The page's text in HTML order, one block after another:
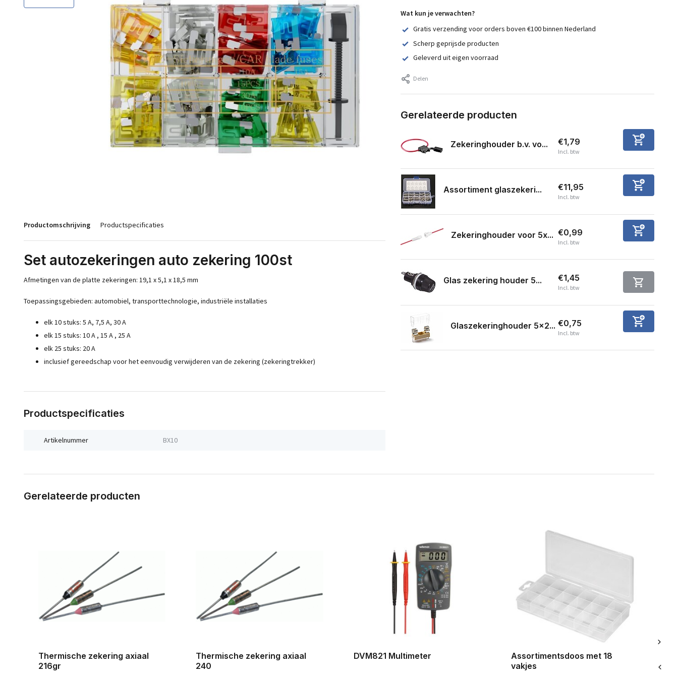
Productomschrijving Productspecificaties
Set autozekeringen auto zekering 100st
Afmetingen van de platte zekeringen: 19,1 x 5,1 x 18,5 mm
Toepassingsgebieden: automobiel, transporttechnologie, industriële installaties
elk 10 stuks: 5 A, 7,5 A, 30 A
elk 15 stuks: 10 A , 15 A , 25 A
elk 25 stuks: 20 A
inclusief gereedschap voor het eenvoudig verwijderen van de zekering (zekeringtrekker)
Productspecificaties
Artikelnummer BX10
Wat kun je verwachten?
Gratis verzending voor orders boven €100 binnen Nederland
Scherp geprijsde producten
Geleverd uit eigen voorraad
Delen
Gerelateerde producten
Zekeringhouder b.v. vo... €1,79
Incl. btw
Assortiment glaszekeri... €11,95
Incl. btw
Zekeringhouder voor 5x... €0,99
Incl. btw
Glas zekering houder 5... €1,45
Incl. btw
Glaszekeringhouder 5x2... €0,75
Incl. btw
Gerelateerde producten
Thermische zekering axiaal
216gr
Thermische zekering axiaal
240
DVM821 Multimeter
Assortimentsdoos met 18
vakjes